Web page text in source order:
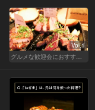
Vol.1
グルメな歓迎会におすすめな東京の人気店